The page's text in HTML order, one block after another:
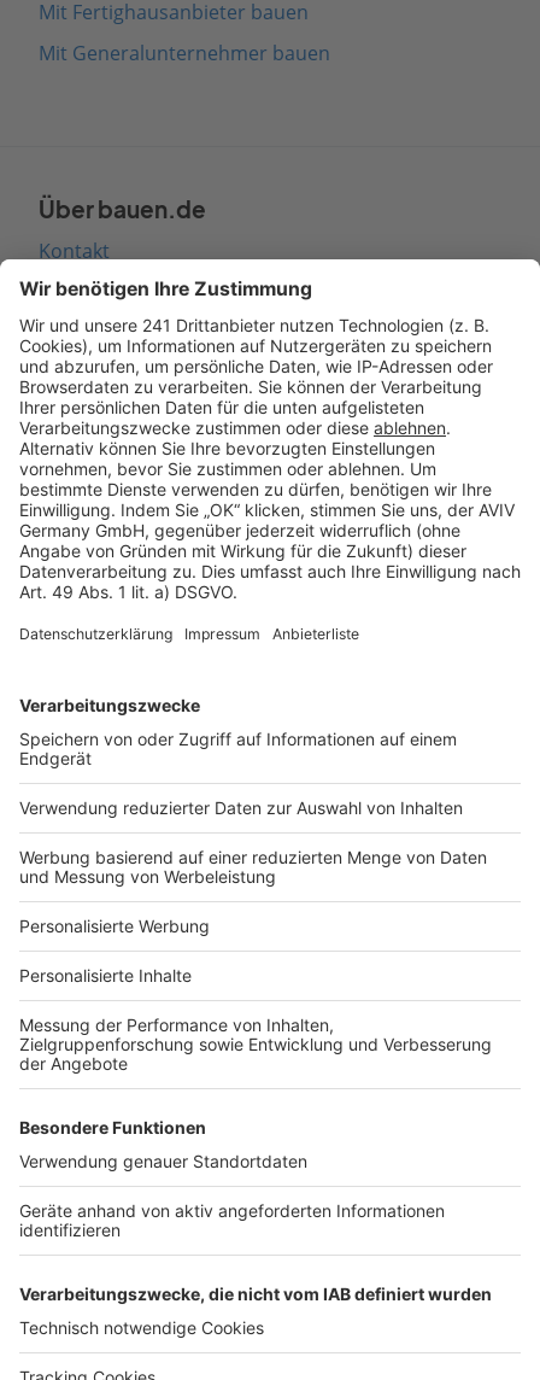
Mit Fertighausanbieter bauen
Mit Generalunternehmer bauen
Über bauen.de
Kontakt
Seitenaufbau
Barrierefreiheit
Cookie Einstellungen
Rechtliches
AGB-Übersicht
Datenschutz
Impressum
Services
Bauprojekt-Quiz
Häuser-Suche
Hausanbieter-Suche
Bauprojekt-Profil
Für Unternehmen
Ihre Baufirma auf bauen.de
Kostenloses Infogespräch